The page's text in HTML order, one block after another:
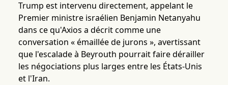
Trump est intervenu directement, appelant le
Premier ministre israélien Benjamin Netanyahu
dans ce qu'Axios a décrit comme une
conversation « émaillée de jurons », avertissant
que l'escalade à Beyrouth pourrait faire dérailler
les négociations plus larges entre les États-Unis
et l'Iran.